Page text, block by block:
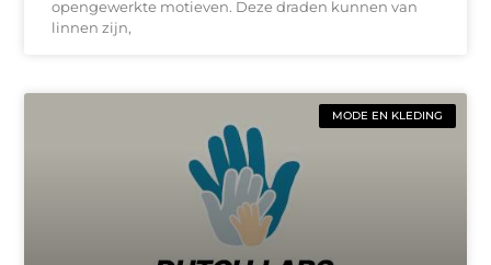
opengewerkte motieven. Deze draden kunnen van
linnen zijn,
MODE EN KLEDING